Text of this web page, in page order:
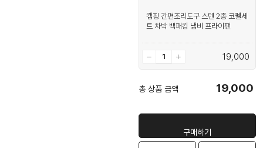
캠핑 간편조리도구 스텐 2종 코펠세
트 차박 백패킹 냄비 프라이팬
19,000
총 상품 금액 19,000
구매하기